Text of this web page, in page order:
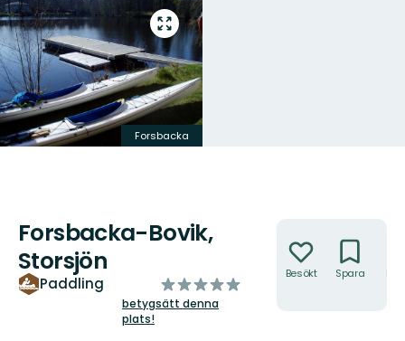
Gå
till
helskärmsläge
Forsbacka
Forsbacka-Bovik,
Storsjön
Paddling
av
5
betygsätt denna
plats!
Besökt Spara